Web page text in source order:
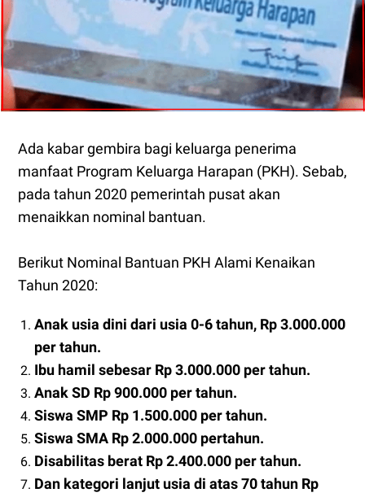
Ada kabar gembira bagi keluarga penerima
manfaat Program Keluarga Harapan (PKH). Sebab,
pada tahun 2020 pemerintah pusat akan
menaikkan nominal bantuan.
Berikut Nominal Bantuan PKH Alami Kenaikan
Tahun 2020:
Anak usia dini dari usia 0-6 tahun, Rp 3.000.000
per tahun.
Ibu hamil sebesar Rp 3.000.000 per tahun.
Anak SD Rp 900.000 per tahun.
Siswa SMP Rp 1.500.000 per tahun.
Siswa SMA Rp 2.000.000 pertahun.
Disabilitas berat Rp 2.400.000 per tahun.
Dan kategori lanjut usia di atas 70 tahun Rp